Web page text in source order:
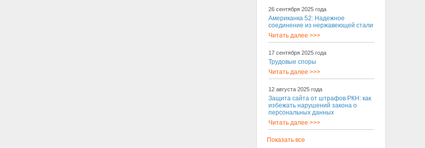
26 сентября 2025 года
Американка 52: Надежное
соединение из нержавеющей стали
Читать далее >>>
17 сентября 2025 года
Трудовые споры
Читать далее >>>
12 августа 2025 года
Защита сайта от штрафов РКН: как
избежать нарушений закона о
персональных данных
Читать далее >>>
Показать все